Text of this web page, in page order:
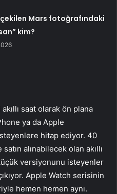
çekilen Mars fotoğrafındaki
kim?
saat olarak ön plana
ya da Apple
hitap ediyor. 40
alınabilecek olan akıllı
versiyonunu isteyenler
Apple Watch serisinin
hemen hemen aynı.